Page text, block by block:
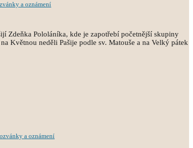
a oznámení
Zdeňka Pololáníka, kde je zapotřebí početnější skupiny
Květnou neděli Pašije podle sv. Matouše a na Velký pátek
a oznámení